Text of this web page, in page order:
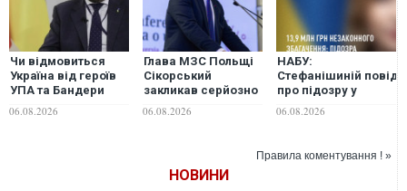
Чи відмовиться
Україна від героїв
УПА та Бандери
Польщі відповів на
06.08.2026
Глава МЗС Польщі
Сікорський
закликав серйозно
перехоплення
06.08.2026
НАБУ:
Стефанішиній
про підозру у
збагаченні на
декларуванні
06.08.2026
Правила коментування ! »
НОВИНИ